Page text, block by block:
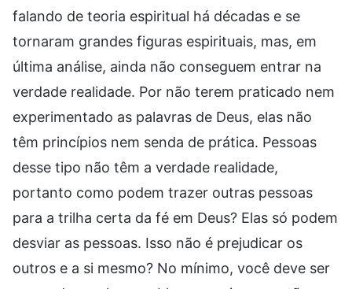
falando de teoria espiritual há décadas e se
tornaram grandes figuras espirituais, mas, em
última análise, ainda não conseguem entrar na
verdade realidade. Por não terem praticado nem
experimentado as palavras de Deus, elas não
têm princípios nem senda de prática. Pessoas
desse tipo não têm a verdade realidade,
portanto como podem trazer outras pessoas
para a trilha certa da fé em Deus? Elas só podem
desviar as pessoas. Isso não é prejudicar os
outros e a si mesmo? No mínimo, você deve ser